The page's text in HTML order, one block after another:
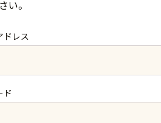
い。
ドレス
ド